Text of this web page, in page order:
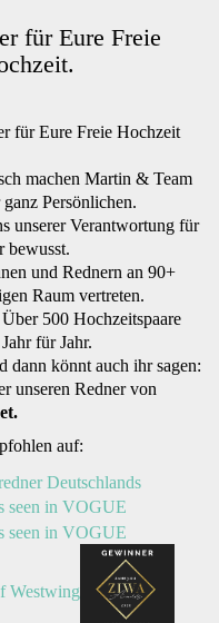
für Eure Freie
machen Martin & Team
Persönlichen.
unserer Verantwortung für
bewusst.
und Rednern an 90+
Raum vertreten.
Über 500 Hochzeitspaare
für Jahr.
dann könnt auch ihr sagen:
unseren Redner von
auf: